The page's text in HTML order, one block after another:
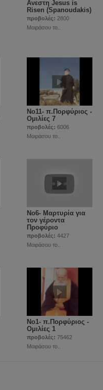
Ανεστη Jesus is
Risen (Spanoudakis)
προβολές: 2800
Μοιράσου το..
Νο11- π.Πορφύριος -
Ομιλίες 7
προβολές: 6006
Μοιράσου το..
Νο6- Μαρτυρία για
τον γέροντα
Προφύριο
προβολές: 4427
Μοιράσου το..
Νο1- π.Πορφύριος -
Ομιλίες 1
προβολές: 75462
Μοιράσου το..